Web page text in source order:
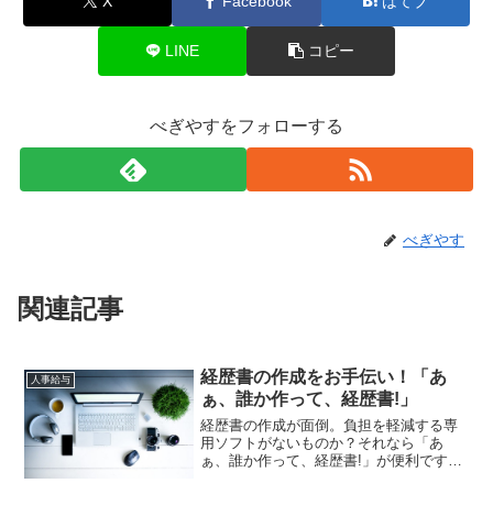
LINE コピー
べぎやすをフォローする
べぎやす
関連記事
人事給与
経歴書の作成をお手伝い！「あ
ぁ、誰か作って、経歴書!」
経歴書の作成が面倒。負担を軽減する専
用ソフトがないものか？それなら「あ
ぁ、誰か作って、経歴書!」が便利です。